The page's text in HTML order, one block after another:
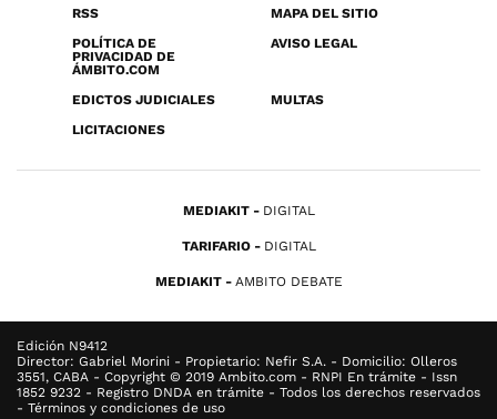
RSS
MAPA DEL SITIO
POLÍTICA DE
PRIVACIDAD DE
ÁMBITO.COM
AVISO LEGAL
EDICTOS JUDICIALES
MULTAS
LICITACIONES
MEDIAKIT DIGITAL
TARIFARIO DIGITAL
MEDIAKIT AMBITO DEBATE
Edición N9412
Director: Gabriel Morini - Propietario: Nefir S.A. - Domicilio: Olleros
3551, CABA - Copyright © 2019 Ambito.com - RNPI En trámite - Issn
1852 9232 - Registro DNDA en trámite - Todos los derechos reservados
- Términos y condiciones de uso